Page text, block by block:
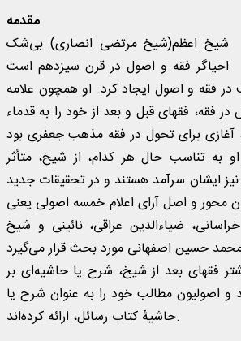
مقدمه
شیخ اعظم(شیخ مرتضی انصاری) بی‌شک
احیاگر فقه و اصول در قرن سیزدهم است
فقه و اصول ایجاد کرد. او همچون علامه
فقه، فقهای قبل و بعد از خود را به قدماء
آغازی برای تحول در فقه مذهب جعفری بود
به تناسب حال هر کدام، از شیخ، متأثر
نیز ایشان سرآمد هستند و در تحقيقات جديد
محور و اصل آرای اعلام خمسه اصولی يعنی
ضياء‌الدين عراقی، نائينی و شيخ
فقهای بعد از شیخ، شرح یا حاشیه‌ای بر
و اصولیون مطالب خود را به عنوان شرح یا
حاشیۀ کتاب رسائل، ارائه کرده‌اند.